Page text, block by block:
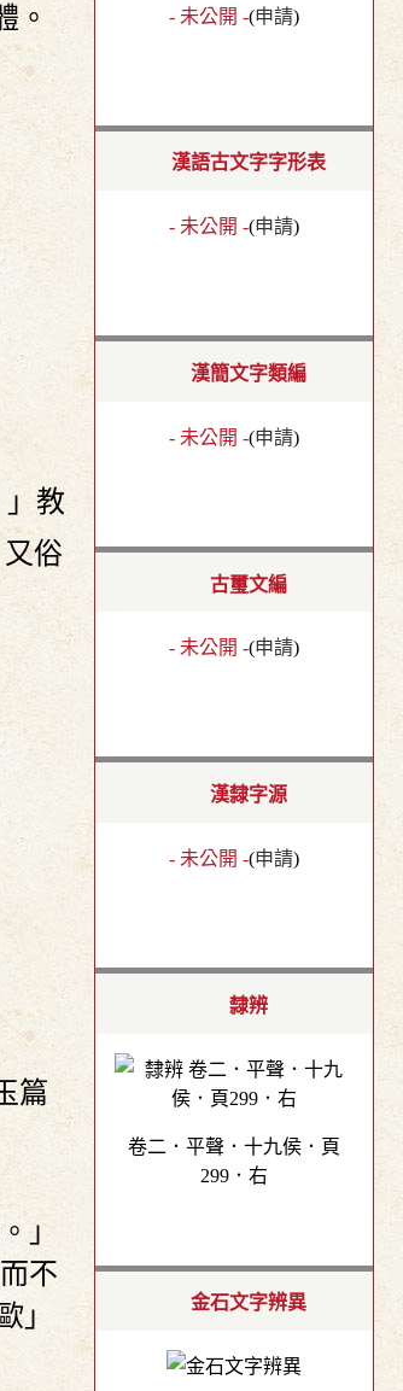
。
」教
又俗
篇
」
不
」
- 未公開 -(申請)
漢語古文字字形表
- 未公開 -(申請)
漢簡文字類編
- 未公開 -(申請)
古璽文編
- 未公開 -(申請)
漢隸字源
- 未公開 -(申請)
隸辨
卷二．平聲．十九侯．頁
299．右
金石文字辨異